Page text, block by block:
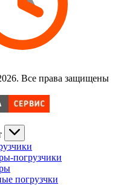
Все права защищены
погрузчики
погрузчки